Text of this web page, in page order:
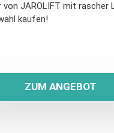
von JAROLIFT mit rascher
kaufen!
ZUM ANGEBOT